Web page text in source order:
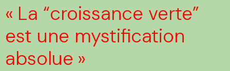
« La “croissance verte”
est une mystification
absolue »